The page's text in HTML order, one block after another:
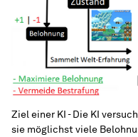
Ziel einer KI - Die KI
sie möglichst viele